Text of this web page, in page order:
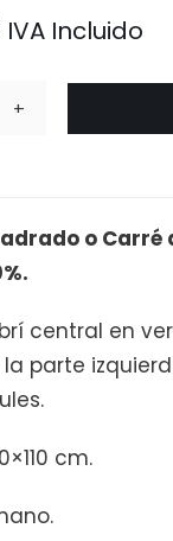
IVA Incluido
o Carré
central en
parte
cm.